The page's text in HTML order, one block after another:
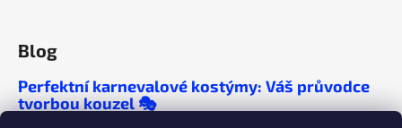
Blog
Perfektní karnevalové kostýmy: Váš průvodce
tvorbou kouzel 🎭